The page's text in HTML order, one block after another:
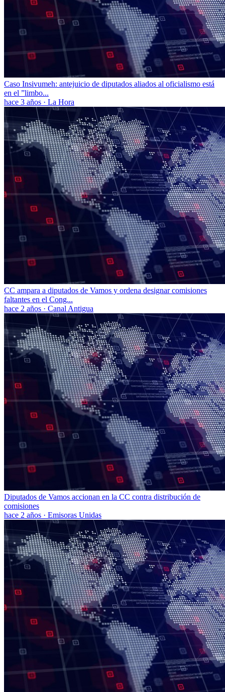
Caso Insivumeh: antejuicio de diputados aliados al oficialismo está
en el ”limbo...
hace 3 años · La Hora
CC ampara a diputados de Vamos y ordena designar comisiones
faltantes en el Cong...
hace 2 años · Canal Antigua
Diputados de Vamos accionan en la CC contra distribución de
comisiones
hace 2 años · Emisoras Unidas